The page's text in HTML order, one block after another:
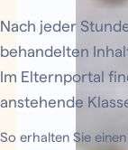
Nach jeder
behandelten
Im Elternportal
anstehende
So erhalten Sie